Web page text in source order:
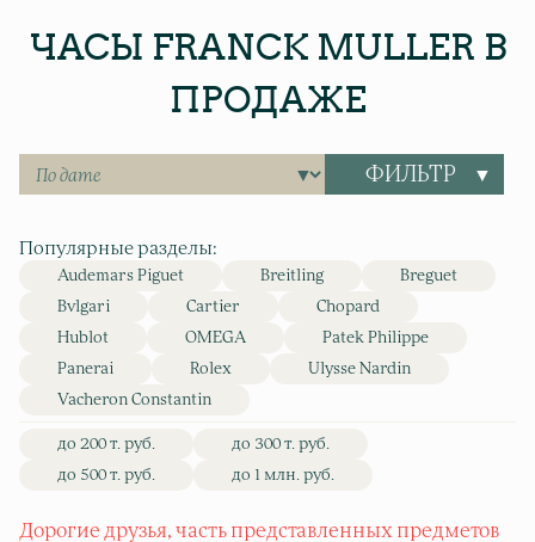
ЧАСЫ FRANCK MULLER В
ПРОДАЖЕ
ФИЛЬТР
Популярные разделы:
Audemars Piguet Breitling
Breguet
Bvlgari
Cartier
Chopard
Hublot
OMEGA
Patek Philippe
Panerai
Rolex
Ulysse Nardin
Vacheron Constantin
до 200 т. руб.
до 300 т. руб.
до 500 т. руб.
до 1 млн. руб.
Дорогие друзья, часть представленных предметов